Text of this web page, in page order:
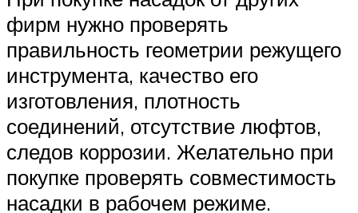
фирм нужно проверять
правильность геометрии режущего
инструмента, качество его
изготовления, плотность
соединений, отсутствие люфтов,
следов коррозии. Желательно при
покупке проверять совместимость
насадки в рабочем режиме.